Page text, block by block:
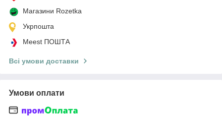
Магазини Rozetka
Укрпошта
Meest ПОШТА
Всі умови доставки
Умови оплати